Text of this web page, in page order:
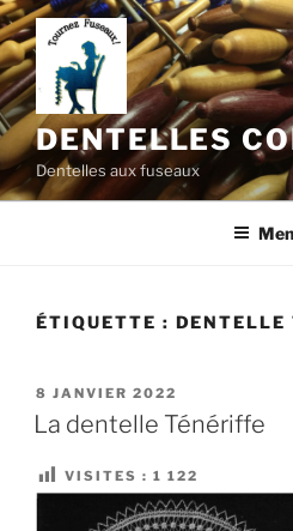
Aller
au
contenu
principal
DENTELLES
Dentelles aux fuseaux
ÉTIQUETTE : DENTELLE
PUBLIÉ
LE
8 JANVIER 2022
La dentelle Ténériffe
VISITES : 1 122